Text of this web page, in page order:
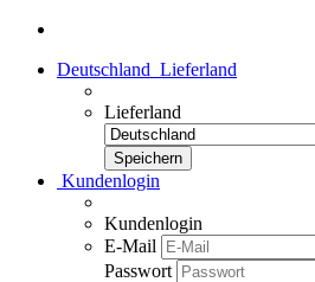
Deutschland Lieferland
Lieferland
Kundenlogin
Kundenlogin
E-Mail
Passwort